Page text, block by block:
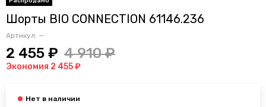
Шорты BIO CONNECTION 61146.236
Артикул: —
2 455 ₽ 4 910 ₽
Экономия 2 455 ₽